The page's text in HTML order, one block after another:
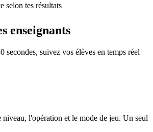
selon tes résultats
enseignants
secondes, suivez vos élèves en temps réel
niveau, l'opération et le mode de jeu. Un seul